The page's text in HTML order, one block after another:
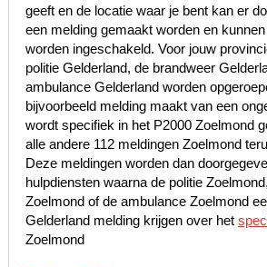
geeft en de locatie waar je bent kan er
een melding gemaakt worden en
worden ingeschakeld. Voor jouw
politie Gelderland, de brandweer
ambulance Gelderland worden
bijvoorbeeld melding maakt van een
wordt specifiek in het P2000 Zoelmond
alle andere 112 meldingen Zoelmond
Deze meldingen worden dan
hulpdiensten waarna de politie
Zoelmond of de ambulance Zoelmond
Gelderland melding krijgen over het
Zoelmond